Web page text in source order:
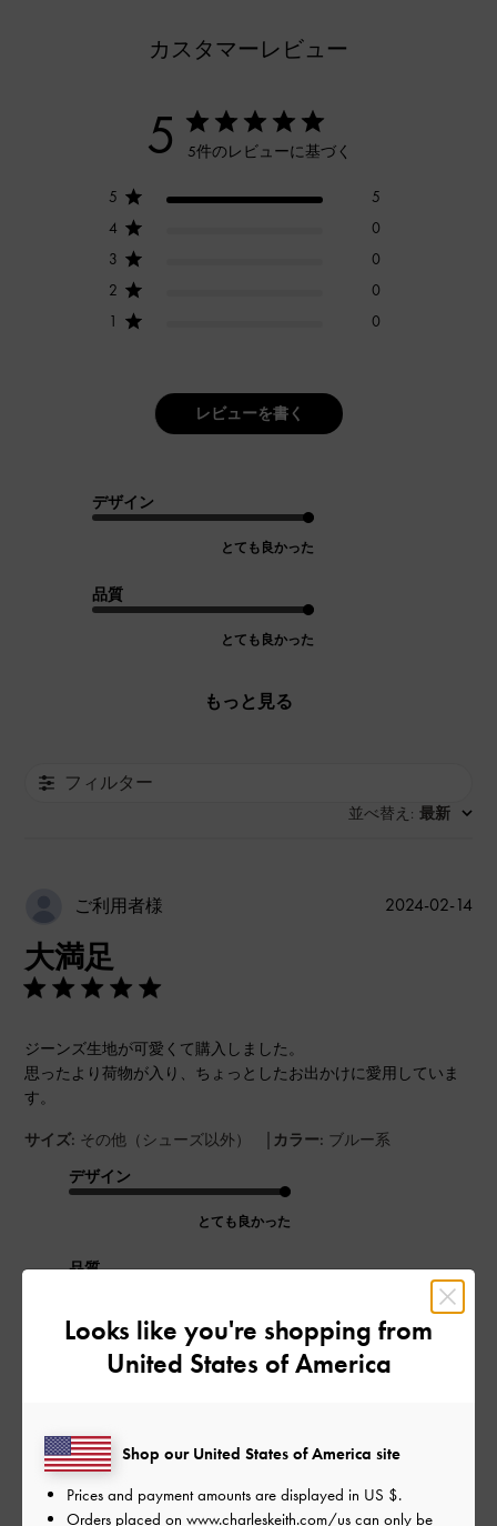
カスタマーレビュー
5 5件のレビューに基づく
5
5
4
0
3
0
2
0
1
0
レビューを書く
デザイン
とても良かった
品質
とても良かった
もっと見る
フィルター
並べ替え : 最新
ご利用者様
大満足
ジーンズ生地が可愛くて購入しました。
思ったより荷物が入り、ちょっとしたお出かけに愛用していま
す。
サイズ: その他（シューズ以外） | カラー: ブルー系
デザイン
とても良かった
品質
もっと見る
公
2024-02-14
このレビューは役に立ちましたか？
Looks like you're shopping from
United States of America
Shop our United States of America site
Prices and payment amounts are displayed in US $.
Orders placed on www.charleskeith.com/us can only be